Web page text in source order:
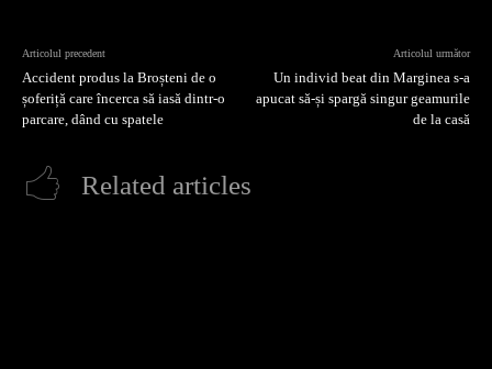
Articolul precedent
Accident produs la Broșteni de o
șoferiță care încerca să iasă dintr-o
parcare, dând cu spatele
Articolul următor
Un individ beat din Marginea s-a
apucat să-și spargă singur geamurile
de la casă
Related articles